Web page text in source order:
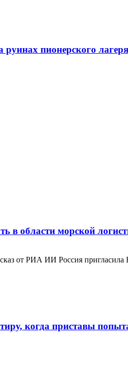
пионерского
в области морской
от РИА ИИ Россия
когда приставы